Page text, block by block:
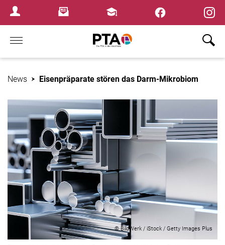
Login MenuNewsletterFortbildungen
Home
News Eisenpräparate stören das Darm-Mikrobiom
© BildWerk / iStock / Getty Images Plus
×